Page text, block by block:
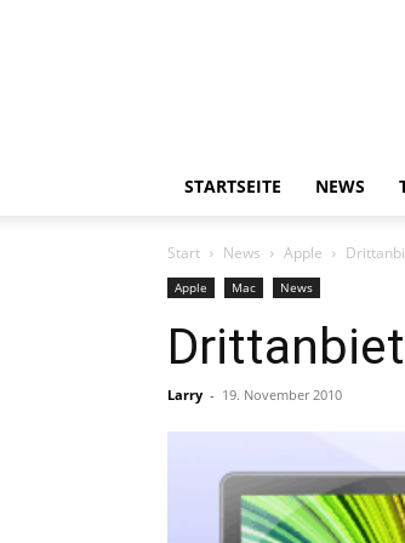
STARTSEITE NEWS
Start News Apple
Apple Mac News
Larry - 19. November 2010